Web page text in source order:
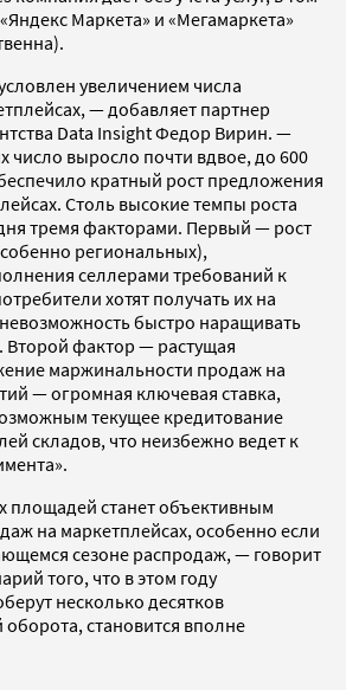
Маркета» и «Мегамаркета»
увеличением числа
— добавляет партнер
Data Insight Федор Вирин. —
число выросло почти вдвое, до 600
кратный рост предложения
Столь высокие темпы роста
тремя факторами. Первый — рост
региональных),
селлерами требований к
хотят получать их на
быстро наращивать
Второй фактор — растущая
маржинальности продаж на
— огромная ключевая ставка,
текущее кредитование
складов, что неизбежно ведет к
площадей станет объективным
на маркетплейсах, особенно если
сезоне распродаж, — говорит
того, что в этом году
несколько десятков
становится вполне